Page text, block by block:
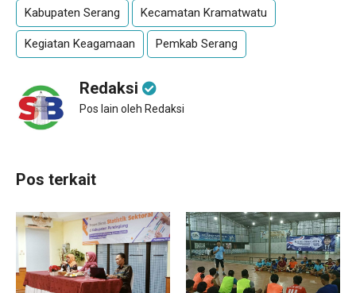
Kabupaten Serang Kecamatan Kramatwatu
Kegiatan Keagamaan Pemkab Serang
Redaksi
Pos lain oleh Redaksi
Pos terkait